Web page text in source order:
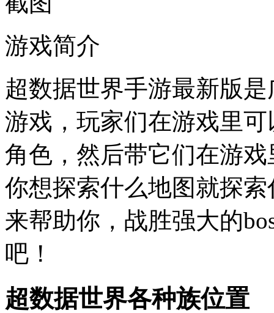
游戏简介
超数据世界手游最新版
游戏，玩家们在游戏里
角色，然后带它们在游
你想探索什么地图就探
来帮助你，战胜强大的
吧！
超数据世界各种族位置